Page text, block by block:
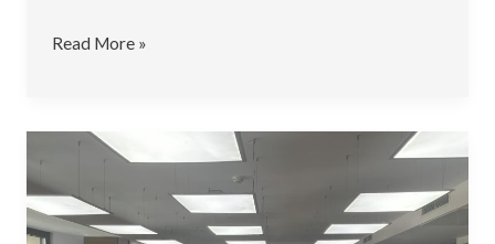
Училищна
социално-
емоционално
учене
Read More »